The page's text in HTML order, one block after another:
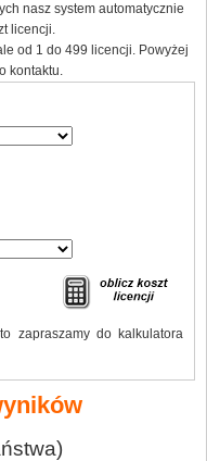
nasz system automatycznie
licencji.
od 1 do 499 licencji. Powyżej
kontaktu.
zapraszamy do kalkulatora